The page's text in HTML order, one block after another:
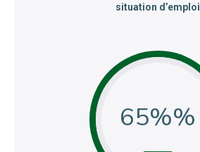
situation d’emploi
65%